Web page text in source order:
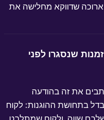
שדווקא מחלישה את
שנסגרו לפני
את זה בהודעה
ההוגנות: לקוח